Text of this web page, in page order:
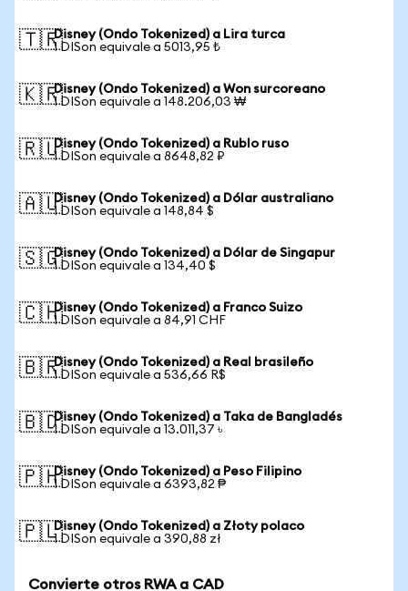
🇹🇷Disney (Ondo Tokenized) a Lira turca
1 DISon equivale a 5013,95 ₺
🇰🇷Disney (Ondo Tokenized) a Won surcoreano
1 DISon equivale a 148.206,03 ₩
🇷🇺Disney (Ondo Tokenized) a Rublo ruso
1 DISon equivale a 8648,82 ₽
🇦🇺Disney (Ondo Tokenized) a Dólar australiano
1 DISon equivale a 148,84 $
🇸🇬Disney (Ondo Tokenized) a Dólar de Singapur
1 DISon equivale a 134,40 $
🇨🇭Disney (Ondo Tokenized) a Franco Suizo
1 DISon equivale a 84,91 CHF
🇧🇷Disney (Ondo Tokenized) a Real brasileño
1 DISon equivale a 536,66 R$
🇧🇩Disney (Ondo Tokenized) a Taka de Bangladés
1 DISon equivale a 13.011,37 ৳
🇵🇭Disney (Ondo Tokenized) a Peso Filipino
1 DISon equivale a 6393,82 ₱
🇵🇱Disney (Ondo Tokenized) a Złoty polaco
1 DISon equivale a 390,88 zł
Convierte otros RWA a CAD